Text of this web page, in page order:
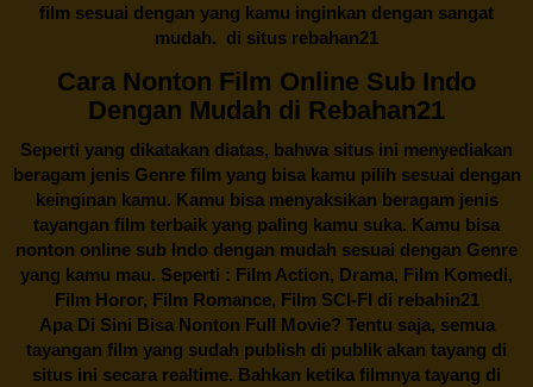
film sesuai dengan yang kamu inginkan dengan sangat
mudah. di situs rebahan21
Cara Nonton Film Online Sub Indo
Dengan Mudah di Rebahan21
Seperti yang dikatakan diatas, bahwa situs ini menyediakan
beragam jenis Genre film yang bisa kamu pilih sesuai dengan
keinginan kamu. Kamu bisa menyaksikan beragam jenis
tayangan film terbaik yang paling kamu suka. Kamu bisa
nonton online sub Indo dengan mudah sesuai dengan Genre
yang kamu mau. Seperti : Film Action, Drama, Film Komedi,
Film Horor, Film Romance, Film SCI-FI di rebahin21
Apa Di Sini Bisa Nonton Full Movie? Tentu saja, semua
tayangan film yang sudah publish di publik akan tayang di
situs ini secara realtime. Bahkan ketika filmnya tayang di